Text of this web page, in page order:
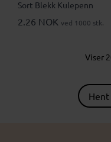
Sort Blekk Kulepenn
2.26 NOK ved 1000 stk.
Viser